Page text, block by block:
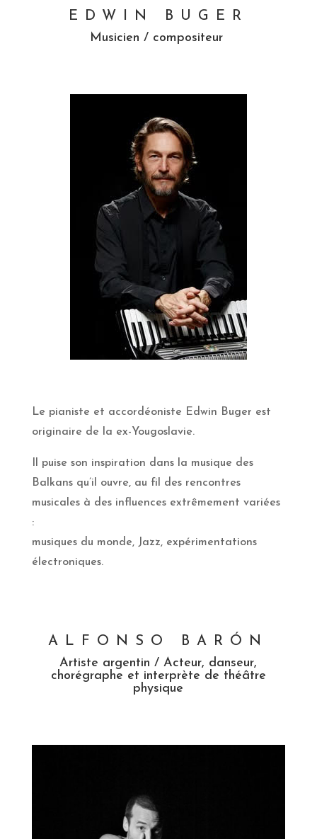
EDWIN BUGER
Musicien / compositeur
Le pianiste et accordéoniste Edwin Buger est
originaire de la ex-Yougoslavie.
Il puise son inspiration dans la musique des
Balkans qu’il ouvre, au fil des rencontres
musicales à des influences extrêmement variées
:
musiques du monde, Jazz, expérimentations
électroniques.
ALFONSO BARÓN
Artiste argentin / Acteur, danseur,
chorégraphe et interprète de théâtre
physique